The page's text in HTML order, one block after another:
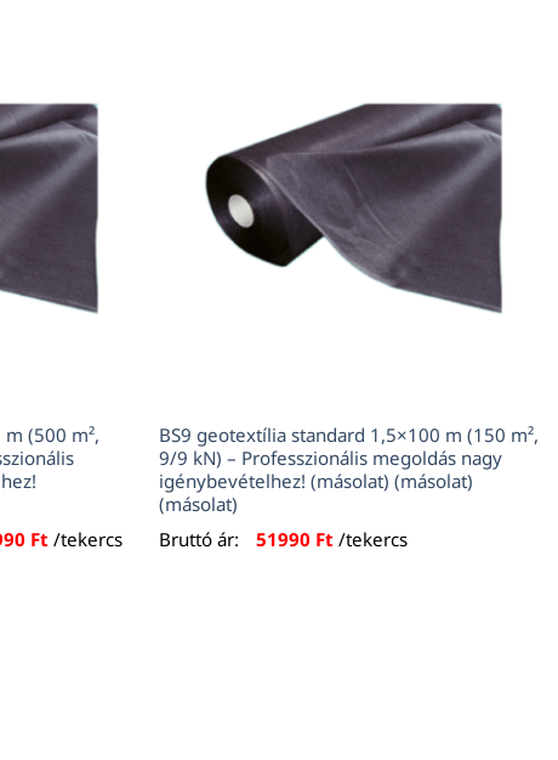
(500 m²,
Ft Current
/tekercs
BS9 geotextília standard 1,5×100 m (150 m²,
9/9 kN) – Professzionális megoldás nagy
igénybevételhez! (másolat) (másolat)
(másolat)
Bruttó ár:
51990 Ft /tekercs